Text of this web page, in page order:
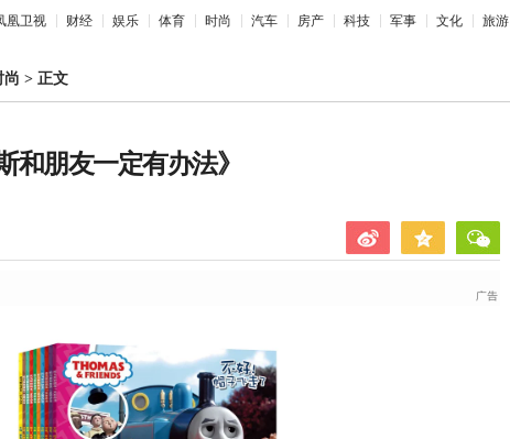
凰卫视 财经 娱乐 体育 时尚 汽车 房产 科技 军事 文化 旅游
尚 > 正文
和朋友一定有办法》